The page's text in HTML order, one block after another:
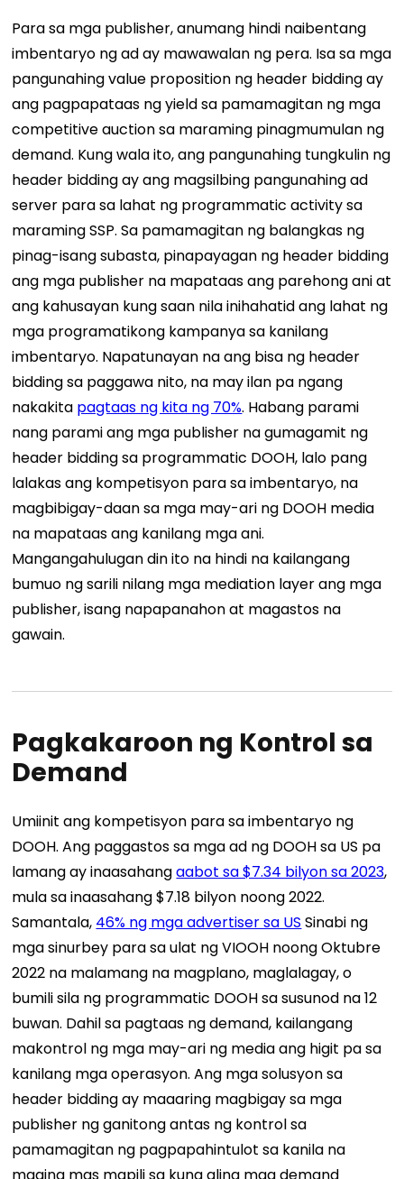
Para sa mga publisher, anumang hindi naibentang
imbentaryo ng ad ay mawawalan ng pera. Isa sa mga
pangunahing value proposition ng header bidding ay
ang pagpapataas ng yield sa pamamagitan ng mga
competitive auction sa maraming pinagmumulan ng
demand. Kung wala ito, ang pangunahing tungkulin ng
header bidding ay ang magsilbing pangunahing ad
server para sa lahat ng programmatic activity sa
maraming SSP. Sa pamamagitan ng balangkas ng
pinag-isang subasta, pinapayagan ng header bidding
ang mga publisher na mapataas ang parehong ani at
ang kahusayan kung saan nila inihahatid ang lahat ng
mga programatikong kampanya sa kanilang
imbentaryo. Napatunayan na ang bisa ng header
bidding sa paggawa nito, na may ilan pa ngang
nakakita pagtaas ng kita ng 70%. Habang parami
nang parami ang mga publisher na gumagamit ng
header bidding sa programmatic DOOH, lalo pang
lalakas ang kompetisyon para sa imbentaryo, na
magbibigay-daan sa mga may-ari ng DOOH media
na mapataas ang kanilang mga ani.
Mangangahulugan din ito na hindi na kailangang
bumuo ng sarili nilang mga mediation layer ang mga
publisher, isang napapanahon at magastos na
gawain.
Pagkakaroon ng Kontrol sa
Demand
Umiinit ang kompetisyon para sa imbentaryo ng
DOOH. Ang paggastos sa mga ad ng DOOH sa US pa
lamang ay inaasahangaabot sa $7.34 bilyon sa 2023,
mula sa inaasahang $7.18 bilyon noong 2022.
Samantala, 46% ng mga advertiser sa US Sinabi ng
mga sinurbey para sa ulat ng VIOOH noong Oktubre
2022 na malamang na magplano, maglalagay, o
bumili sila ng programmatic DOOH sa susunod na 12
buwan. Dahil sa pagtaas ng demand, kailangang
makontrol ng mga may-ari ng media ang higit pa sa
kanilang mga operasyon. Ang mga solusyon sa
header bidding ay maaaring magbigay sa mga
publisher ng ganitong antas ng kontrol sa
pamamagitan ng pagpapahintulot sa kanila na
maging mas mapili sa kung aling mga demand